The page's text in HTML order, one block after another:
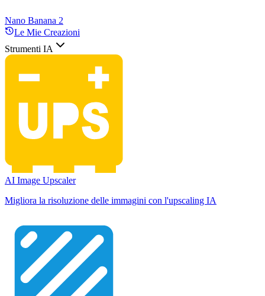
Nano Banana 2
Le Mie Creazioni
Strumenti IA
AI Image Upscaler
Migliora la risoluzione delle immagini con l'upscaling IA